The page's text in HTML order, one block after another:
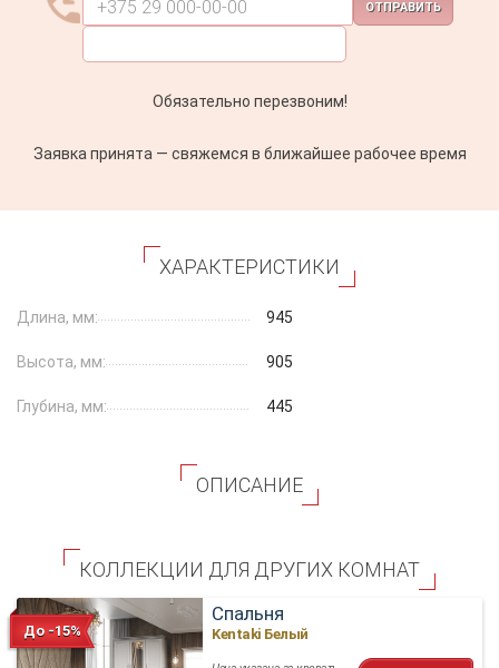
ОТПРАВИТЬ
Обязательно перезвоним!
Заявка принята — свяжемся в ближайшее рабочее время
ХАРАКТЕРИСТИКИ
Длина, мм: 945
Высота, мм: 905
Глубина, мм: 445
ОПИСАНИЕ
КОЛЛЕКЦИИ ДЛЯ ДРУГИХ КОМНАТ
До -15%
Спальня
Kentaki Белый